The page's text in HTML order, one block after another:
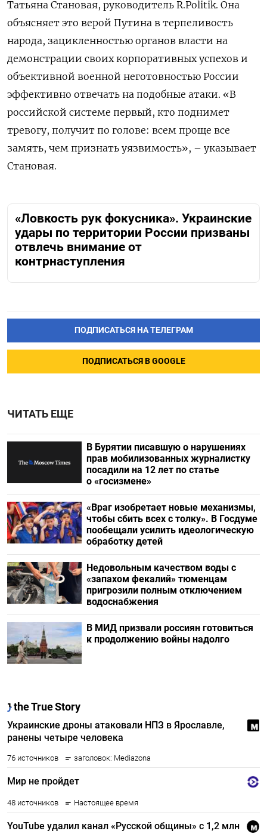
Татьяна Становая, руководитель R.Politik. Она
объясняет это верой Путина в терпеливость
народа, зацикленностью органов власти на
демонстрации своих корпоративных успехов и
объективной военной неготовностью России
эффективно отвечать на подобные атаки. «В
российской системе первый, кто поднимет
тревогу, получит по голове: всем проще все
замять, чем признать уязвимость», – указывает
Становая.
«Ловкость рук фокусника». Украинские
удары по территории России призваны
отвлечь внимание от
контрнаступления
ПОДПИСАТЬСЯ НА ТЕЛЕГРАМ
ПОДПИСАТЬСЯ В GOOGLE
ЧИТАТЬ ЕЩЕ
В Бурятии писавшую о нарушениях
прав мобилизованных журналистку
посадили на 12 лет по статье
о «госизмене»
«Враг изобретает новые механизмы,
чтобы сбить всех с толку». В Госдуме
пообещали усилить идеологическую
обработку детей
Недовольным качеством воды с
«запахом фекалий» тюменцам
пригрозили полным отключением
водоснабжения
В МИД призвали россиян готовиться
к продолжению войны надолго